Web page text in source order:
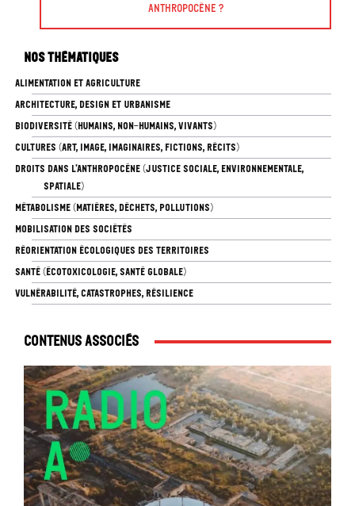
Anthropocène ?
Nos thématiques
ALIMENTATION ET AGRICULTURE
ARCHITECTURE, DESIGN ET URBANISME
BIODIVERSITÉ (HUMAINS, NON-HUMAINS, VIVANTS)
CULTURES (ART, IMAGE, IMAGINAIRES, FICTIONS, RÉCITS)
DROITS DANS L’ANTHROPOCÈNE (JUSTICE SOCIALE, ENVIRONNEMENTALE,
SPATIALE)
MÉTABOLISME (MATIÈRES, DÉCHETS, POLLUTIONS)
MOBILISATION DES SOCIÉTÉS
RÉORIENTATION ÉCOLOGIQUES DES TERRITOIRES
SANTÉ (ÉCOTOXICOLOGIE, SANTÉ GLOBALE)
VULNÉRABILITÉ, CATASTROPHES, RÉSILIENCE
Contenus associés